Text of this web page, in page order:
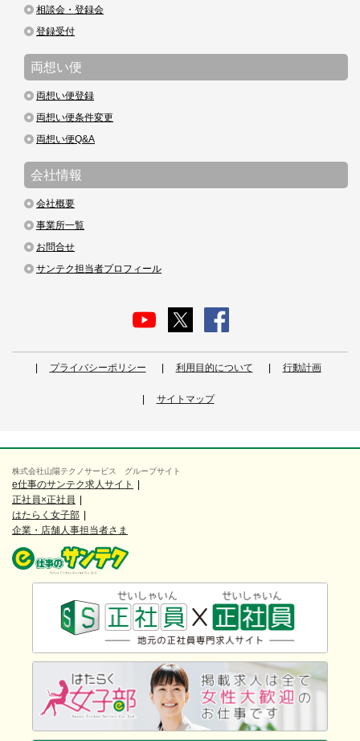
相談会・登録会
登録受付
両想い便
両想い便登録
両想い便条件変更
両想い便Q&A
会社情報
会社概要
事業所一覧
お問合せ
サンテク担当者プロフィール
プライバシーポリシー 利用目的について 行動計画
サイトマップ
株式会社山陽テクノサービス グループサイト
e仕事のサンテク求人サイト
正社員×正社員
はたらく女子部
企業・店舗人事担当者さま